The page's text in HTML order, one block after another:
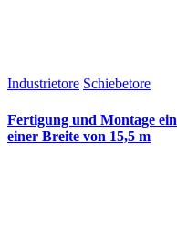
Industrietore Schiebetore
Fertigung und Montage
einer Breite von 15,5 m